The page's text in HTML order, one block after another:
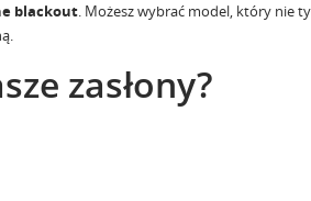
blackout. Możesz wybrać model, który nie
zasłony?